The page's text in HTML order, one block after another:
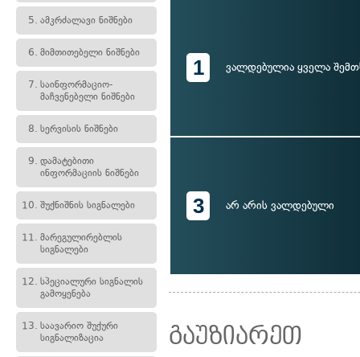
5. ამკრძალავი ნიშნები
6. მიმთითებელი ნიშნები
7. საინფორმაციო-
მაჩვენებელი ნიშნები
8. სერვისის ნიშნები
9. დამატებითი
ინფორმაციის ნიშნები
10. შუქნიშნის სიგნალები
11. მარეგულირებლის
სიგნალები
12. სპეციალური სიგნალის
გამოყენება
13. საავარიო შუქური
სიგნალიზაცია
1 ვალდებულია ყველა
3 არ არის ვალდებული
გაუზიარეთ